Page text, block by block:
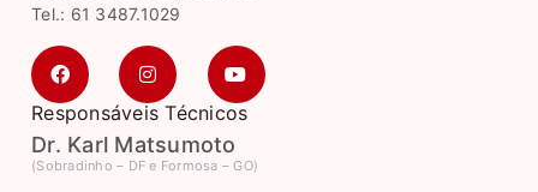
Tel.: 61 3487.1029
Responsáveis Técnicos
Dr. Karl Matsumoto
(Sobradinho – DF e Formosa – GO)